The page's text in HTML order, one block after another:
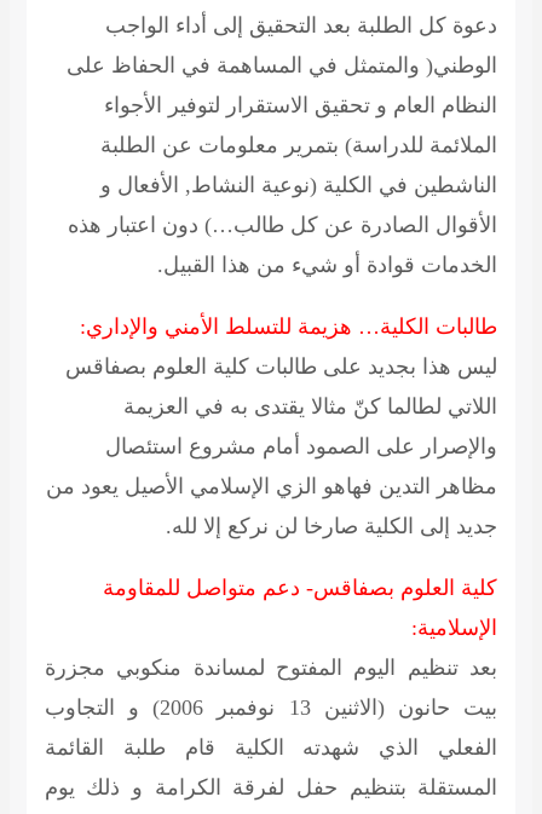
دعوة كل الطلبة بعد التحقيق إلى أداء الواجب
الوطني( والمتمثل في المساهمة في الحفاظ على
النظام العام و تحقيق الاستقرار لتوفير الأجواء
الملائمة للدراسة) بتمرير معلومات عن الطلبة
الناشطين في الكلية (نوعية النشاط, الأفعال و
الأقوال الصادرة عن كل طالب…) دون اعتبار هذه
الخدمات قوادة أو شيء من هذا القبيل.
طالبات الكلية… هزيمة للتسلط الأمني والإداري:
ليس هذا بجديد على طالبات كلية العلوم بصفاقس
اللاتي لطالما كنّ مثالا يقتدى به في العزيمة
والإصرار على الصمود أمام مشروع استئصال
مظاهر التدين فهاهو الزي الإسلامي الأصيل يعود من
جديد إلى الكلية صارخا لن نركع إلا لله.
كلية العلوم بصفاقس- دعم متواصل للمقاومة
الإسلامية:
بعد تنظيم اليوم المفتوح لمساندة منكوبي مجزرة
بيت حانون (الاثنين 13 نوفمبر 2006) و التجاوب
الفعلي الذي شهدته الكلية قام طلبة القائمة
المستقلة بتنظيم حفل لفرقة الكرامة و ذلك يوم